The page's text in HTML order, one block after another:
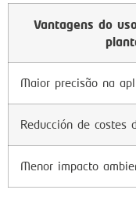
Vantagens do
Maior precisão na
Reducción de costes
Menor impacto